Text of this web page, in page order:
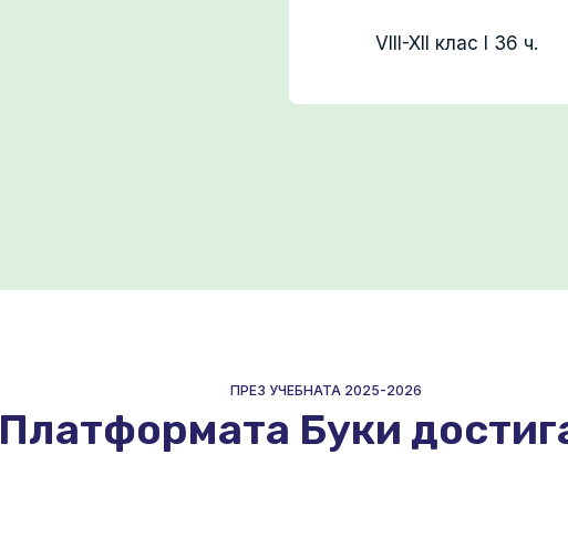
VIII-XII клас I 36 ч.
ПРЕЗ УЧЕБНАТА 2025-2026
Платформата Буки